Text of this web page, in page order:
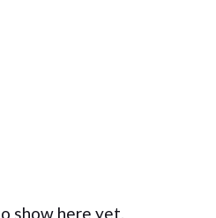
show here yet.